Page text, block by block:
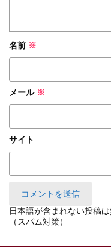
名前 ※
メール ※
サイト
日本語が含まれない投稿
（スパム対策）